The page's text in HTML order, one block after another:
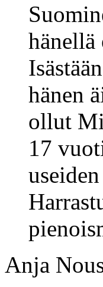
hänen
ollut
17
Anja